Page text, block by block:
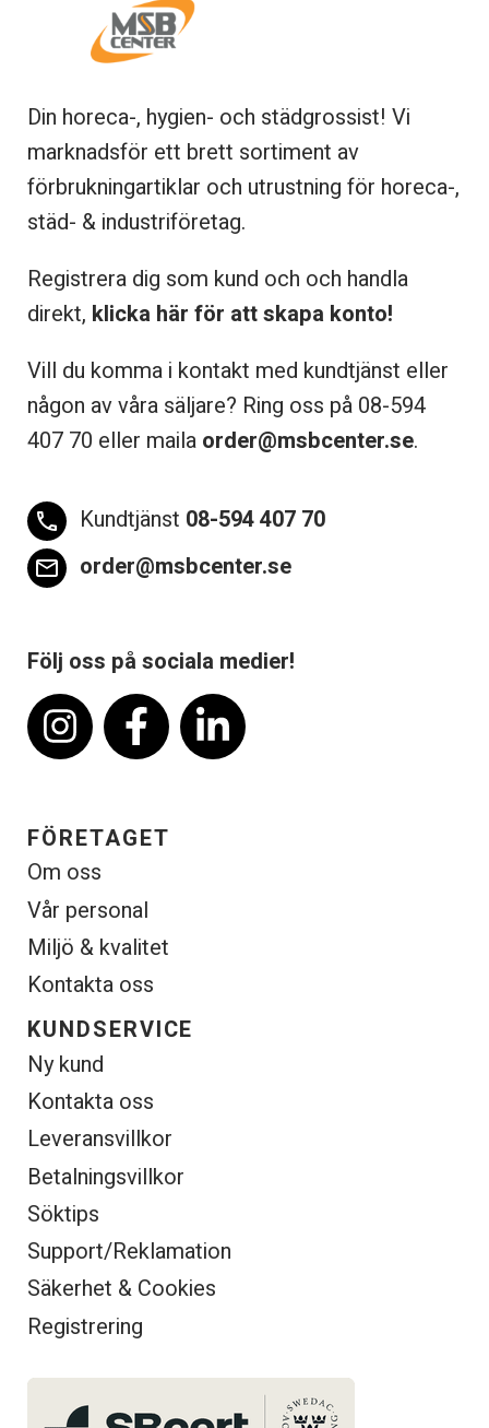
Din horeca-, hygien- och städgrossist! Vi
marknadsför ett brett sortiment av
förbrukningartiklar och utrustning för horeca-,
städ- & industriföretag.
Registrera dig som kund och och handla
direkt, klicka här för att skapa konto!
Vill du komma i kontakt med kundtjänst eller
någon av våra säljare? Ring oss på 08-594
407 70 eller maila order@msbcenter.se.
phone Kundtjänst 08-594 407 70
email order@msbcenter.se
Följ oss på sociala medier!
FÖRETAGET
Om oss
Vår personal
Miljö & kvalitet
Kontakta oss
KUNDSERVICE
Ny kund
Kontakta oss
Leveransvillkor
Betalningsvillkor
Söktips
Support/Reklamation
Säkerhet & Cookies
Registrering